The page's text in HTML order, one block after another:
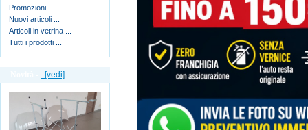
Promozioni ...
Nuovi articoli ...
Articoli in vetrina ...
Tutti i prodotti ...
[vedi]